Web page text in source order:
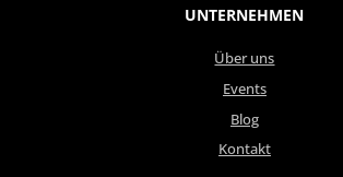
UNTERNEHMEN
Über uns
Events
Blog
Kontakt